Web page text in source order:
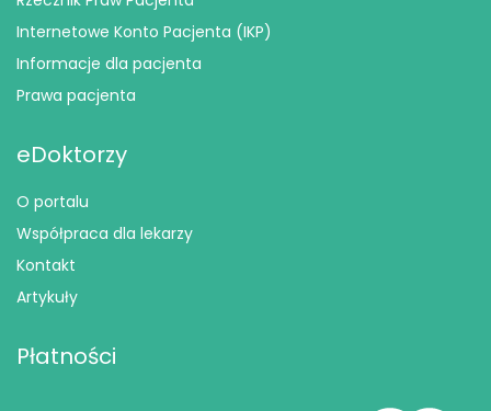
Internetowe Konto Pacjenta (IKP)
Informacje dla pacjenta
Prawa pacjenta
eDoktorzy
O portalu
Współpraca dla lekarzy
Kontakt
Artykuły
Płatności